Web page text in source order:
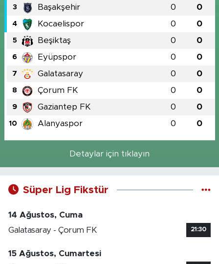
3 Başakşehir 0 0
4 Kocaelispor 0 0
5 Beşiktaş 0 0
6 Eyüpspor 0 0
7 Galatasaray 0 0
8 Çorum FK 0 0
9 Gaziantep FK 0 0
10 Alanyaspor 0 0
Detaylar için tıklayın
Süper Lig Fikstür
14 Ağustos, Cuma
Galatasaray - Çorum FK
21:30
15 Ağustos, Cumartesi